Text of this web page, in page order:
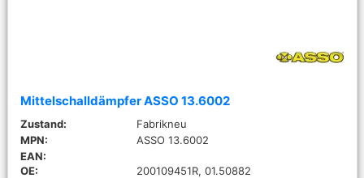
Mittelschalldämpfer ASSO 13.6002
Zustand:
Fabrikneu
MPN:
ASSO 13.6002
EAN:
OE:
200109451R, 01.50882